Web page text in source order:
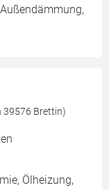
39576 Brettin)
Ölheizung,